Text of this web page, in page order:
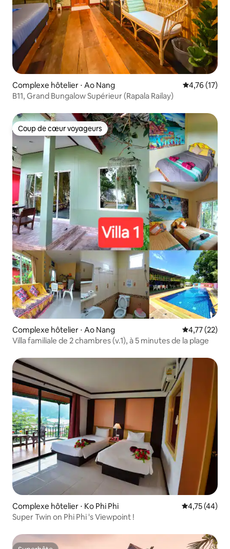
Complexe hôtelier ⋅ Ao Nang Évaluation
4,76 (17)
B11, Grand Bungalow Supérieur (Rapala Railay)
Coup de cœur voyageurs
Coup de cœur voyageurs
Complexe hôtelier ⋅ Ao Nang Évaluation
4,77 (22)
Villa familiale de 2 chambres (v.1), à 5 minutes de la plage
Complexe hôtelier ⋅ Ko Phi Phi Évaluation
4,75 (44)
Super Twin on Phi Phi 's Viewpoint !